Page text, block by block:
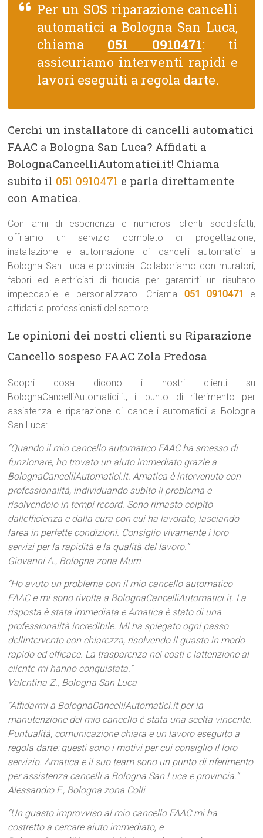
Per un SOS riparazione cancelli
automatici a Bologna San Luca,
chiama 051 0910471: ti
assicuriamo interventi rapidi e
lavori eseguiti a regola darte.
Cerchi un installatore di cancelli automatici
FAAC a Bologna San Luca? Affidati a
BolognaCancelliAutomatici.it! Chiama
subito il 051 0910471 e parla direttamente
con Amatica.
Con anni di esperienza e numerosi clienti soddisfatti,
offriamo un servizio completo di progettazione,
installazione e automazione di cancelli automatici a
Bologna San Luca e provincia. Collaboriamo con muratori,
fabbri ed elettricisti di fiducia per garantirti un risultato
impeccabile e personalizzato. Chiama 051 0910471 e
affidati a professionisti del settore.
Le opinioni dei nostri clienti su Riparazione
Cancello sospeso FAAC Zola Predosa
Scopri cosa dicono i nostri clienti su
BolognaCancelliAutomatici.it, il punto di riferimento per
assistenza e riparazione di cancelli automatici a Bologna
San Luca:
“Quando il mio cancello automatico FAAC ha smesso di
funzionare, ho trovato un aiuto immediato grazie a
BolognaCancelliAutomatici.it. Amatica è intervenuto con
professionalità, individuando subito il problema e
risolvendolo in tempi record. Sono rimasto colpito
dallefficienza e dalla cura con cui ha lavorato, lasciando
larea in perfette condizioni. Consiglio vivamente i loro
servizi per la rapidità e la qualità del lavoro.”
Giovanni A., Bologna zona Murri
“Ho avuto un problema con il mio cancello automatico
FAAC e mi sono rivolta a BolognaCancelliAutomatici.it. La
risposta è stata immediata e Amatica è stato di una
professionalità incredibile. Mi ha spiegato ogni passo
dellintervento con chiarezza, risolvendo il guasto in modo
rapido ed efficace. La trasparenza nei costi e lattenzione al
cliente mi hanno conquistata.”
Valentina Z., Bologna San Luca
“Affidarmi a BolognaCancelliAutomatici.it per la
manutenzione del mio cancello è stata una scelta vincente.
Puntualità, comunicazione chiara e un lavoro eseguito a
regola darte: questi sono i motivi per cui consiglio il loro
servizio. Amatica e il suo team sono un punto di riferimento
per assistenza cancelli a Bologna San Luca e provincia.”
Alessandro F., Bologna zona Colli
“Un guasto improvviso al mio cancello FAAC mi ha
costretto a cercare aiuto immediato, e